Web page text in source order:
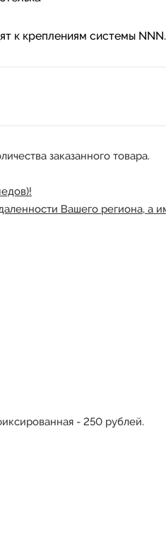
к креплениям системы NNN.
заказанного товара.
Вашего региона, а
- 250 рублей.